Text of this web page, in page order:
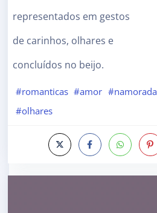
representados em gestos
de carinhos, olhares e
concluídos no beijo.
#romanticas #amor #namorada
#olhares